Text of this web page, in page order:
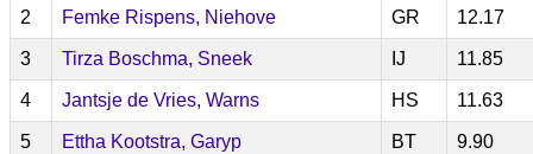
2 Femke Rispens, Niehove GR 12.17
3 Tirza Boschma, Sneek IJ 11.85
4 Jantsje de Vries, Warns HS 11.63
5 Ettha Kootstra, Garyp BT 9.90